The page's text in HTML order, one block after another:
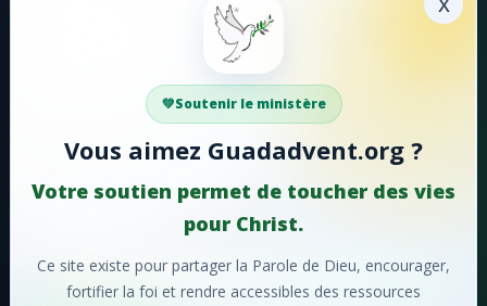
Votre soutien aide Guadadvent.org à continuer sa
mission de foi, d'encouragement et d'édification.
❤️Faire un don maintenant
Soutenir le ministère
Vous aimez Guadadvent.org ?
Votre soutien permet de toucher des vies
pour Christ.
Ce site existe pour partager la Parole de Dieu, encourager,
fortifier la foi et rendre accessibles des ressources